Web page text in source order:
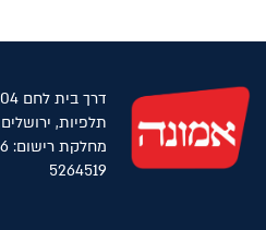
דרך בית לחם 104 ת.ד 10290
תלפיות, ירושלים,
5264519